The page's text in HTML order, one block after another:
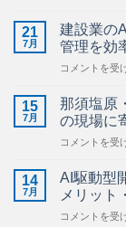
休
暇
の
お
ら
せ】
21
7月
建設業の
管理を効
建
業
の
AI
活
ガ
｜
コメントを受
15
7月
那須塩原
の現場に
那
塩
原・
栃
木
コメントを受
14
7月
AI駆動型
メリット
AI
コメントを受